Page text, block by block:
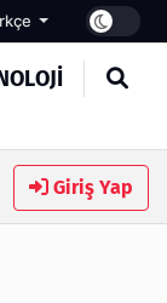
Olimpack ile
Giriş Yap